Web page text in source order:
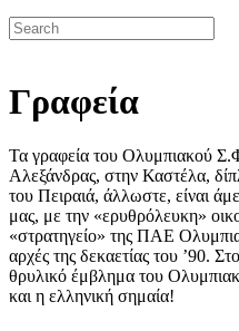
Γραφεία
Τα γραφεία του Ολυμπιακού
Αλεξάνδρας, στην Καστέλα,
του Πειραιά, άλλωστε, είναι
μας, με την «ερυθρόλευκη»
«στρατηγείο» της ΠΑΕ
αρχές της δεκαετίας του ’90.
θρυλικό έμβλημα του
και η ελληνική σημαία!